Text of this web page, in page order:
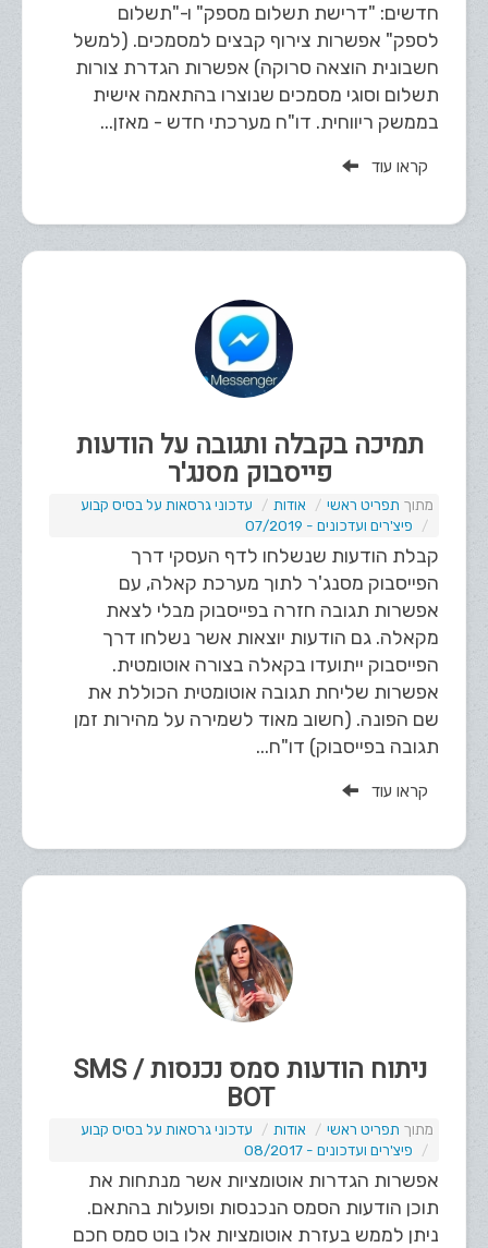
חדשים: "דרישת תשלום מספק" ו-"תשלום
לספק" אפשרות צירוף קבצים למסמכים. (למשל
חשבונית הוצאה סרוקה) אפשרות הגדרת צורות
תשלום וסוגי מסמכים שנוצרו בהתאמה אישית
בממשק ריווחית. דו"ח מערכתי חדש - מאזן...
קראו עוד
תמיכה בקבלה ותגובה על הודעות
פייסבוק מסנג'ר
תפריט ראשי אודות
עדכוני גרסאות על בסיס קבוע
פיצ'רים ועדכונים - 07/2019
קבלת הודעות שנשלחו לדף העסקי דרך
הפייסבוק מסנג'ר לתוך מערכת קאלה, עם
אפשרות תגובה חזרה בפייסבוק מבלי לצאת
מקאלה. גם הודעות יוצאות אשר נשלחו דרך
הפייסבוק ייתועדו בקאלה בצורה אוטומטית.
אפשרות שליחת תגובה אוטומטית הכוללת את
שם הפונה. (חשוב מאוד לשמירה על מהירות זמן
תגובה בפייסבוק) דו"ח...
קראו עוד
ניתוח הודעות סמס נכנסות / SMS
BOT
תפריט ראשי אודות
עדכוני גרסאות על בסיס קבוע
פיצ'רים ועדכונים - 08/2017
אפשרות הגדרות אוטומציות אשר מנתחות את
תוכן הודעות הסמס הנכנסות ופועלות בהתאם.
ניתן לממש בעזרת אוטומציות אלו בוט סמס חכם